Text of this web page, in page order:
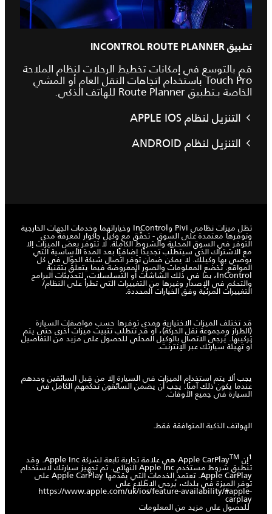
تطبيق INCONTROL ROUTE PLANNER
قم بالتوسع في إمكانات تخطيط الرحلات لنظام الملاحة
Touch Pro باستخدام اتجاهات النقل العام أو المشي
الخاصة بـتطبيق Route Planner للهاتف الذكي.
التنزيل لنظام APPLE IOS
التنزيل لنظام ANDROID
تظل ميزات نظامي Pivi وInControl وخياراتهما وخدمات الجهات الخارجية
وتوفرها معتمدة على السوق - تحقَّق مع وكيل جاكوار لمعرفة مدى
التوفر في السوق المحلية والشروط الكاملة. لا تتوفر بعض الميزات إلا
مع الاشتراك الذي سيتطلّب تجديدًا إضافيًا بعد المدة الأساسية التي
يوصي بها وكيلك. لا يمكن ضمان توفر اتصال شبكة الجوّال في كل
المواقع. تخضع المعلومات والصور المعروضة فيما يتعلق بتقنية
InControl، بما في ذلك الشاشات أو التسلسلات، لتحديثات البرامج
والتحكم في الإصدار وغيرها من التغييرات التي تطرأ على النظام/
التغييرات المرئية وفق الخيارات المحددة.
قد تختلف الميزات الاختيارية ومدى توفرها حسب مواصفات السيارة
(الطراز ومجموعة نقل الحركة)، أو قد تتطلب تثبيت ميزات أخرى حتى يتم
تركيبها. يُرجى الاتصال بالوكيل المحلّي للحصول على مزيد من التفاصيل
أو تهيئة سيارتك عبر الإنترنت.
يجب ألا يتم استخدام الميزات في السيارة إلا من قِبل السائقين وحدهم
عندما يكون ذلك آمنًا. يجب أن يضمن السائقون تحكمهم الكامل في
السيارة في جميع الأوقات.
الهواتف الذكية المتوافقة فقط.
1إن Apple CarPlay TM هي علامة تجارية تابعة لشركة Apple Inc. وقد
تنطبق شروط مستخدم Apple Inc النهائي. تم تجهيز سيارتك لاستخدام
Apple CarPlay. تعتمد الخدمات التي يقدّمها Apple CarPlay على
توفر الميزة في بلدك، يُرجى الاطّلاع على
https://www.apple.com/uk/ios/feature-availability/#apple-
carplay
للحصول على مزيد من المعلومات